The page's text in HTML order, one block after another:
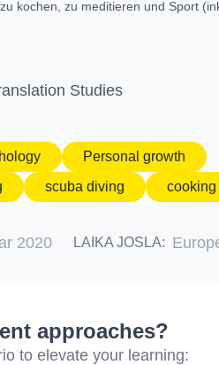
kochen, zu meditieren und Sport
Studies
Personal growth
scuba diving
cooking
2020 LAIKA JOSLA:
approaches?
to elevate your learning: